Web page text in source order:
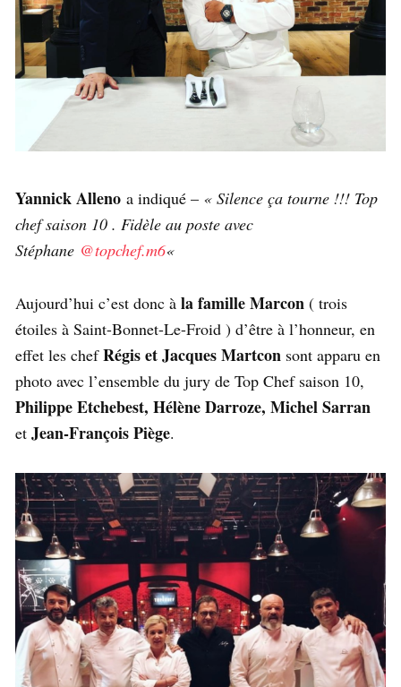
Yannick Alleno a indiqué – « Silence ça tourne !!! Top
chef saison 10 . Fidèle au poste avec
Stéphane @topchef.m6«
Aujourd’hui c’est donc à la famille Marcon ( trois
étoiles à Saint-Bonnet-Le-Froid ) d’être à l’honneur, en
effet les chefRégis et Jacques Martcon sont apparu en
photo avec l’ensemble du jury de Top Chef saison 10,
Philippe Etchebest, Hélène Darroze, Michel Sarran
et Jean-François Piège.